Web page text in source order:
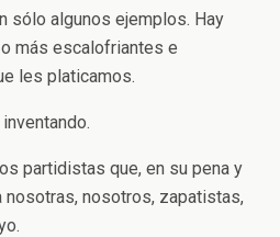
sólo algunos ejemplos. Hay
más escalofriantes e
les platicamos.
partidistas que, en su pena y
nosotras, nosotros, zapatistas,